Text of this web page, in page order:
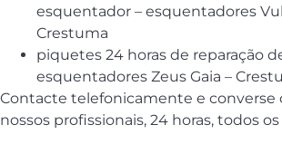
esquentador – esquentadores
Crestuma
piquetes 24 horas de reparação
esquentadores Zeus Gaia –
Contacte telefonicamente e converse
nossos profissionais, 24 horas, todos os